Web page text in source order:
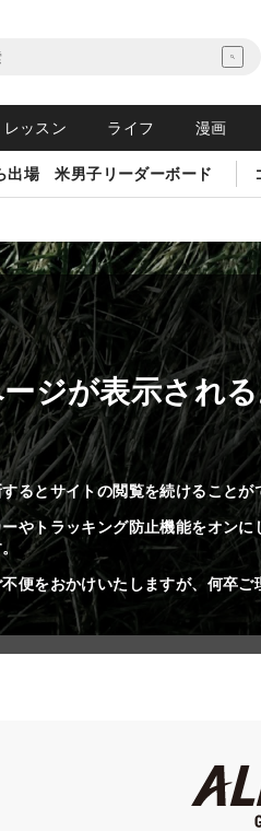
レッスン ライフ 漫画
出場 米男子リーダーボード
ジが表示され
るとサイトの閲覧を続けることが
やトラッキング防止機能をオン
便をおかけいたしますが、何卒ご